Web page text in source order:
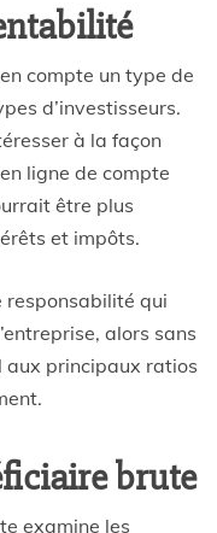
compte un type de
d’investisseurs.
à la façon
ligne de compte
être plus
et impôts.
responsabilité qui
alors sans
aux principaux ratios
brute
examine les